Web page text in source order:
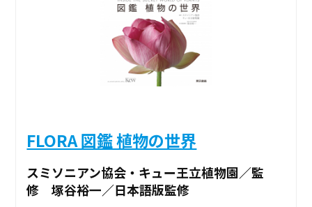
FLORA 図鑑 植物の世界
スミソニアン協会・キュー王立植物園／監
修 塚谷裕一／日本語版監修